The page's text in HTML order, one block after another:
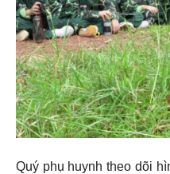
Quý phụ huynh theo dõi